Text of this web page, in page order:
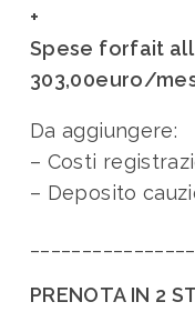
+
Spese
303,00euro/
Da aggiungere:
– Costi
– Deposito
PRENOTA IN 2